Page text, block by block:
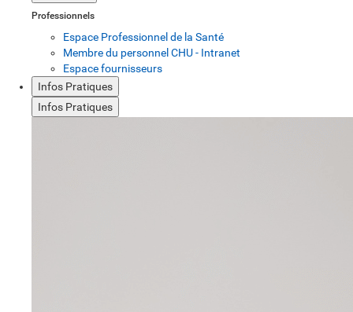
Professionnels
Espace Professionnel de la Santé
Membre du personnel CHU - Intranet
Espace fournisseurs
Infos Pratiques
Infos Pratiques